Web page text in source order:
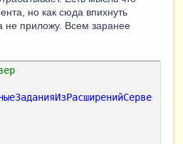
но как сюда впихнуть
не приложу. Всем заранее